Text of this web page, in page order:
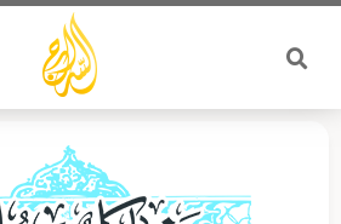
تخطي
المحتوى